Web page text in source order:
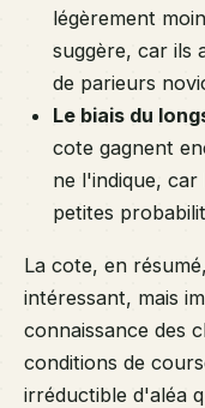
légèrement
suggère, car ils
de parieurs
Le biais du
cote gagnent
ne l'indique,
petites
La cote, en
intéressant, mais
connaissance des
conditions de
irréductible d'aléa